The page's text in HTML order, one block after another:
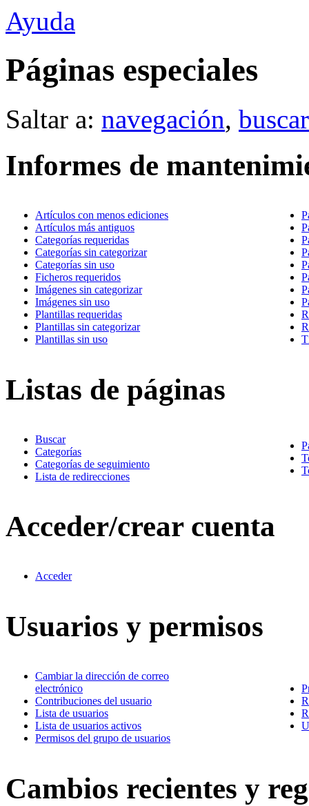
Ayuda
Páginas especiales
Saltar a: navegación, buscar
Informes de
Artículos con menos ediciones
Artículos más antiguos
Categorías requeridas
Categorías sin categorizar
Categorías sin uso
Ficheros requeridos
Imágenes sin categorizar
Imágenes sin uso
Plantillas requeridas
Plantillas sin categorizar
Plantillas sin uso
Listas de páginas
Buscar
Categorías
Categorías de seguimiento
Lista de redirecciones
Acceder/crear cuenta
Acceder
Usuarios y permisos
Cambiar la dirección de correo
electrónico
Contribuciones del usuario
Lista de usuarios
Lista de usuarios activos
Permisos del grupo de usuarios
Cambios recientes y